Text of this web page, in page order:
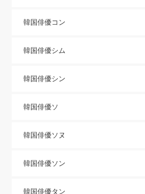
韓国俳優コン
韓国俳優シム
韓国俳優シン
韓国俳優ソ
韓国俳優ソヌ
韓国俳優ソン
韓国俳優タン